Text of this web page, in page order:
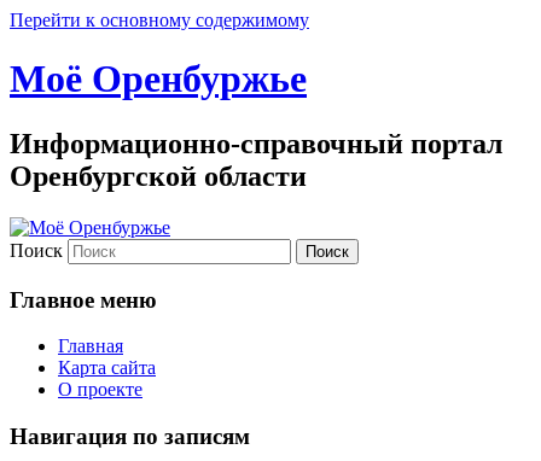
Перейти к основному содержимому
Моё Оренбуржье
Информационно-справочный портал
Оренбургской области
Поиск
Главное меню
Главная
Карта сайта
О проекте
Навигация по записям